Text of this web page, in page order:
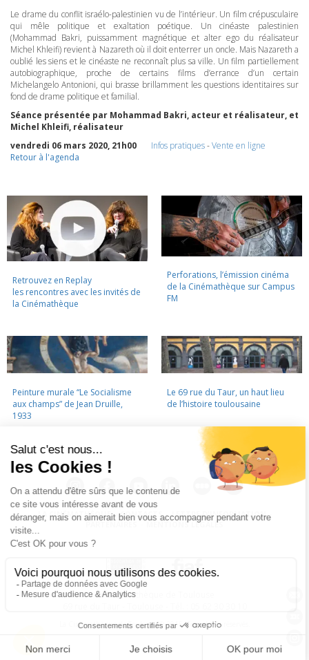
Le drame du conflit israélo-palestinien vu de l’intérieur. Un film crépusculaire
qui mêle politique et exaltation poétique. Un cinéaste palestinien
(Mohammad Bakri, puissamment magnétique et alter ego du réalisateur
Michel Khleifi) revient à Nazareth où il doit enterrer un oncle. Mais Nazareth a
oublié les siens et le cinéaste ne reconnaît plus sa ville. Un film partiellement
autobiographique, proche de certains films d’errance d’un certain
Michelangelo Antonioni, qui brasse brillamment les questions identitaires sur
fond de drame politique et familial.
Séance présentée par Mohammad Bakri, acteur et réalisateur, et
Michel Khleifi, réalisateur
vendredi 06 mars 2020, 21h00
Infos pratiques-Vente en ligne
Retour à l'agenda
Retrouvez en Replay
les rencontres avec les invités de
la Cinémathèque
Perforations, l’émission cinéma
de la Cinémathèque sur Campus
FM
Peinture murale “Le Socialisme
aux champs” de Jean Druille,
1933
Le 69 rue du Taur, un haut lieu
de l’histoire toulousaine
LA CINÉMATHÈQUE · CONTACTS · LETTRE D'INFORMATION ·
MENTIONS LÉGALES
La Cinémathèque de Toulouse
La Cinémathèque de Toulouse © 2015. Tous droits réservés.